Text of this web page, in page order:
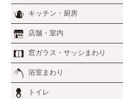
キッチン・厨房
店舗・室内
窓ガラス・サッシまわり
浴室まわり
トイレ